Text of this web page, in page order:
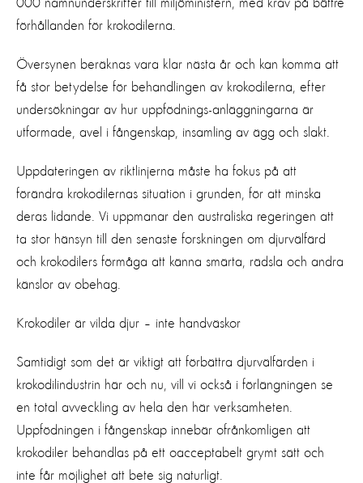
förhållanden för krokodilerna.
Översynen beräknas vara klar nästa år och kan komma att
få stor betydelse för behandlingen av krokodilerna, efter
undersökningar av hur uppfödnings-anläggningarna är
utformade, avel i fångenskap, insamling av ägg och slakt.
Uppdateringen av riktlinjerna måste ha fokus på att
förändra krokodilernas situation i grunden, för att minska
deras lidande. Vi uppmanar den australiska regeringen att
ta stor hänsyn till den senaste forskningen om djurvälfärd
och krokodilers förmåga att känna smärta, rädsla och andra
känslor av obehag.
Krokodiler är vilda djur – inte handväskor
Samtidigt som det är viktigt att förbättra djurvälfärden i
krokodilindustrin här och nu, vill vi också i förlängningen se
en total avveckling av hela den här verksamheten.
Uppfödningen i fångenskap innebär ofrånkomligen att
krokodiler behandlas på ett oacceptabelt grymt sätt och
inte får möjlighet att bete sig naturligt.